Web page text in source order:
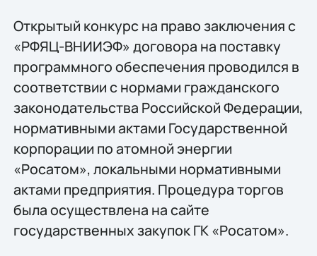
Открытый конкурс на право заключения c
«РФЯЦ-ВНИИЭФ» договора на поставку
программного обеспечения проводился в
соответствии с нормами гражданского
законодательства Российской Федерации,
нормативными актами Государственной
корпорации по атомной энергии
«Росатом», локальными нормативными
актами предприятия. Процедура торгов
была осуществлена на сайте
государственных закупок ГК «Росатом».